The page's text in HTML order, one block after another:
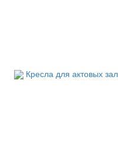
Кресла для актовых